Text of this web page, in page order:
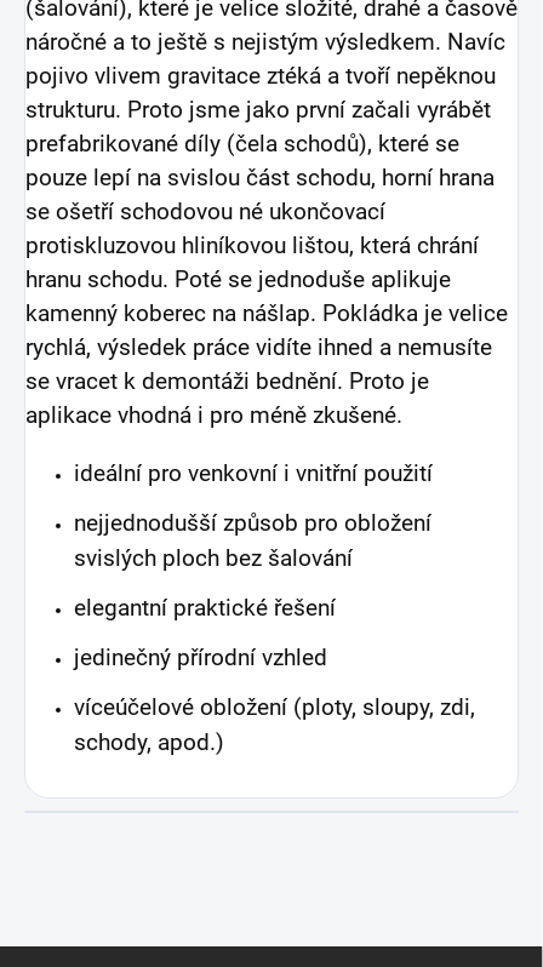
(šalování), které je velice složité, drahé a časově
náročné a to ještě s nejistým výsledkem. Navíc
pojivo vlivem gravitace ztéká a tvoří nepěknou
strukturu. Proto jsme jako první začali vyrábět
prefabrikované díly (čela schodů), které se
pouze lepí na svislou část schodu, horní hrana
se ošetří schodovou né ukončovací
protiskluzovou hliníkovou lištou, která chrání
hranu schodu. Poté se jednoduše aplikuje
kamenný koberec na nášlap. Pokládka je velice
rychlá, výsledek práce vidíte ihned a nemusíte
se vracet k demontáži bednění. Proto je
aplikace vhodná i pro méně zkušené.
ideální pro venkovní i vnitřní použití
nejjednodušší způsob pro obložení
svislých ploch bez šalování
elegantní praktické řešení
jedinečný přírodní vzhled
víceúčelové obložení (ploty, sloupy, zdi,
schody, apod.)